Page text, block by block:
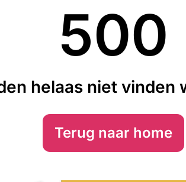
500
helaas niet vinden
Terug naar home